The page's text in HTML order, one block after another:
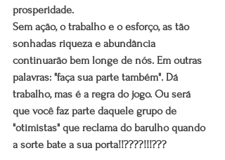
prosperidade.
Sem ação, o trabalho e o esforço, as tão
sonhadas riqueza e abundância
continuarão bem longe de nós. Em outras
palavras: "faça sua parte também". Dá
trabalho, mas é a regra do jogo. Ou será
que você faz parte daquele grupo de
"otimistas" que reclama do barulho quando
a sorte bate a sua porta!!????!!!???